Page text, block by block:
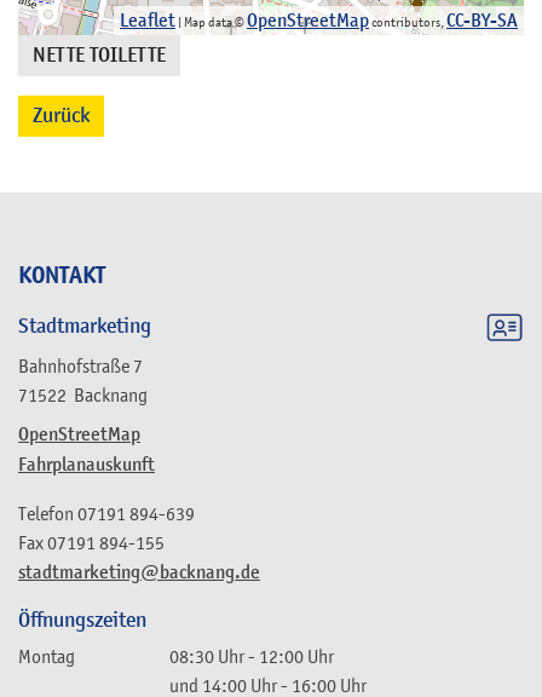
KONTAKT
Stadtmarketing
Bahnhofstraße 7
71522 Backnang
OpenStreetMap
Fahrplanauskunft
stadtmarketing@backnang.de
Telefon 07191 894-639
Fax07191 894-155
Öffnungszeiten
Montag 08:30 Uhr- 12:00 Uhr
und 14:00 Uhr- 16:00 Uhr
Leaflet | Map data ©OpenStreetMapcontributors, CC-BY-SA
NETTE TOILETTE
Zurück